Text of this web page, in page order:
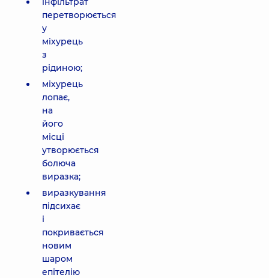
перетворюється
у
міхурець
з
рідиною;
міхурець
лопає,
на
його
місці
утворюється
болюча
виразка;
виразкування
підсихає
і
покривається
новим
шаром
епітелію